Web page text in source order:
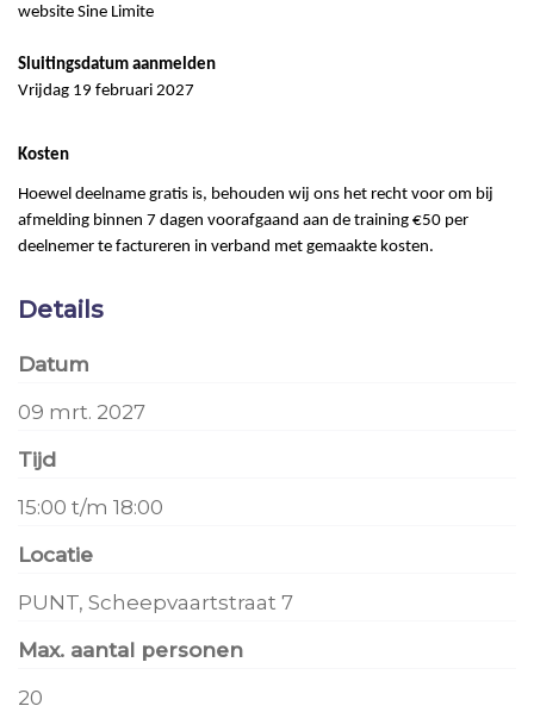
website Sine Limite
Sluitingsdatum aanmelden
Vrijdag 19 februari 2027
Kosten
Hoewel deelname gratis is, behouden wij ons het recht voor om bij
afmelding binnen 7 dagen voorafgaand aan de training €50 per
deelnemer te factureren in verband met gemaakte kosten.
Details
Datum
09 mrt. 2027
Tijd
15:00 t/m 18:00
Locatie
PUNT, Scheepvaartstraat 7
Max. aantal personen
20